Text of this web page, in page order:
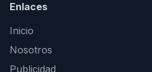
Enlaces
Inicio
Nosotros
Publicidad